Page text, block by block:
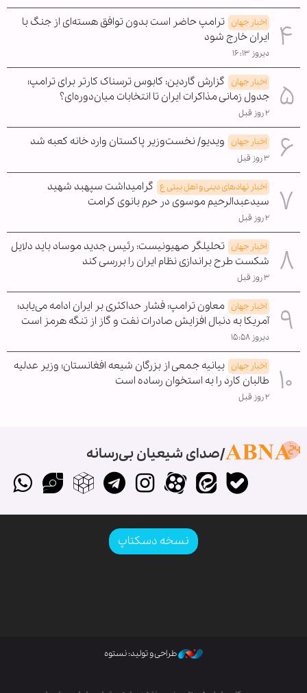
اخبار جهان ترامپ حاضر است بدون توافق هسته‌ای از جنگ با
ایران خارج شود
دیروز ۱۶:۱۳
اخبار جهان گزارش گاردین: کابوس ترسناک کارتر برای ترامپ؛
جدول زمانی مذاکرات ایران تا انتخابات میان‌دوره‌ای؟
۲ روز قبل
اخبار جهان ویدیو/ نخست‌وزیر پاکستان وارد خانه کعبه شد
۳ روز قبل
اخبار نهادهای دینی و اهل بیتی ع گرامیداشت سپهبد شهید
سیدعبدالرحیم موسوی در حرم بانوی کرامت
۲ روز قبل
اخبار جهان تحلیلگر صهیونیست: رئیس جدید موساد باید دلایل
شکست طرح براندازی نظام ایران را بررسی کند
۳ روز قبل
اخبار جهان معاون ترامپ: فشار حداکثری بر ایران ادامه می‌یابد؛
آمریکا به دنبال افزایش صادرات نفت و گاز از تنگه هرمز است
دیروز ۱۵:۵۸
اخبار جهان بیانیه جمعی از بزرگان شیعه افغانستان؛ وزیر عدلیه
طالبان کارد را به استخوان رساده است
۲ روز قبل
صدای شیعیان بی‌رسانه
نسخه دسکتاپ
طراحی و تولید: نستوه